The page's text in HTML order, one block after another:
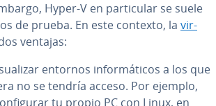
Hyper-V en pa­r­ti­cu­lar se suele
de prueba. En este contexto, la vi­r­
ventajas:
entornos in­fo­r­má­ti­cos a los que
no se tendría acceso. Por ejemplo,
tu propio PC con Linux, en